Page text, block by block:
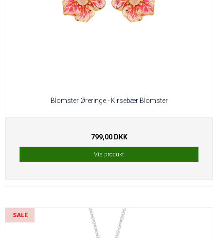
Blomster Øreringe - Kirsebær Blomster
799,00 DKK
Vis produkt
SALE